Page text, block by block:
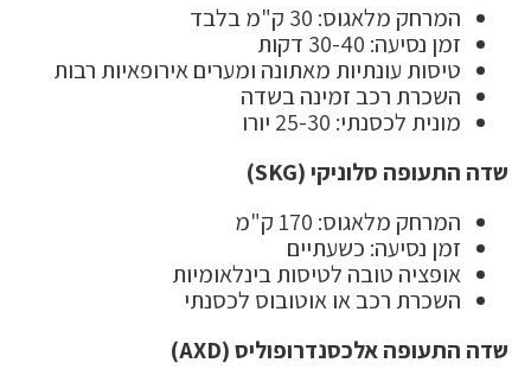
המרחק מלאגוס: 30 ק"מ בלבד
זמן נסיעה: 30-40 דקות
טיסות עונתיות מאתונה ומערים אירופאיות רבות
השכרת רכב זמינה בשדה
מונית לכסנתי: 25-30 יורו
שדה התעופה סלוניקי (SKG)
המרחק מלאגוס: 170 ק"מ
זמן נסיעה: כשעתיים
אופציה טובה לטיסות בינלאומיות
השכרת רכב או אוטובוס לכסנתי
שדה התעופה אלכסנדרופוליס (AXD)